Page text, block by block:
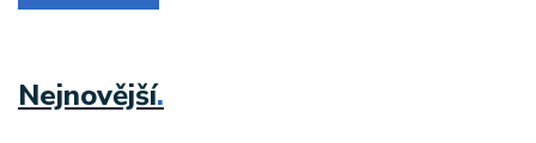
Nejnovější.